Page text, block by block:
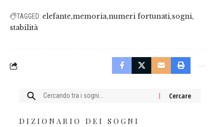
TAGGED: elefante memoria numeri fortunati sogni
stabilità
Cercare:
DIZIONARIO DEI SOGNI